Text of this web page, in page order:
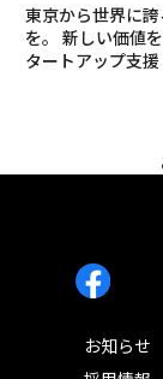
東京から世界に
を。 新しい価値
タートアップ支援
お知らせ